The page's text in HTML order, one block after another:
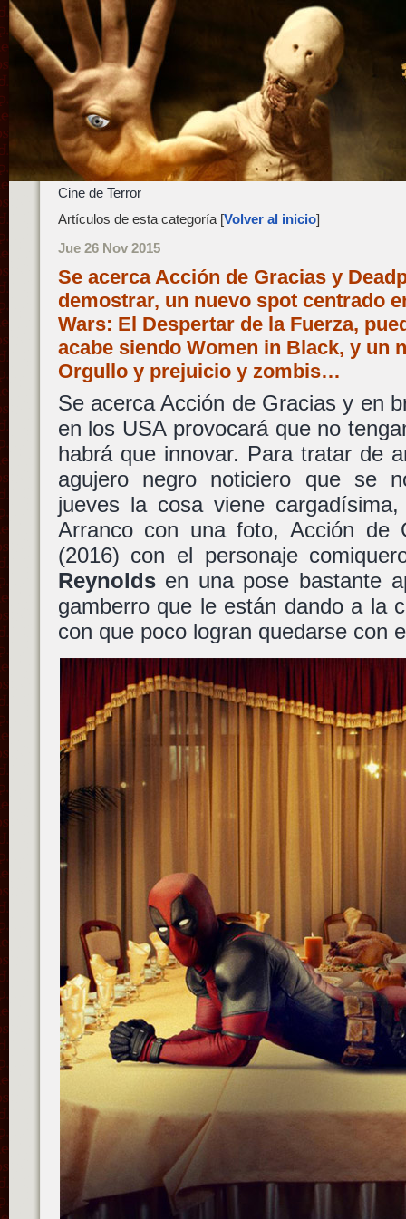
Cine de Terror
Artículos de esta categoría [Volver al inicio]
Jue 26 Nov 2015
Se acerca Acción de Gracias y
demostrar, un nuevo spot centrado
Wars: El Despertar de la Fuerza,
acabe siendo Women in Black, y un
Orgullo y prejuicio y zombis…
Se acerca Acción de Gracias y en
en los USA provocará que no
habrá que innovar. Para tratar de
agujero negro noticiero que se
jueves la cosa viene cargadísima,
Arranco con una foto, Acción
(2016) con el personaje
Reynoldsen una pose bastante
gamberro que le están dando a la
con que poco logran quedarse con